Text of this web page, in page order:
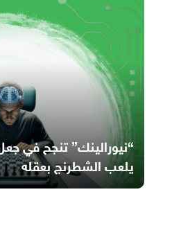
“نيورالينك” تنجح في
يلعب الشطرنج بعقله